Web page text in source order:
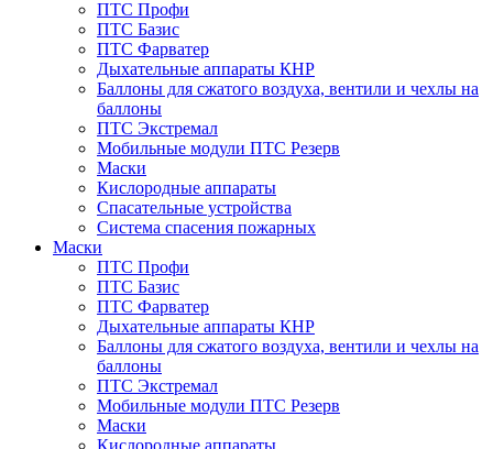
ПТС Профи
ПТС Базис
ПТС Фарватер
Дыхательные аппараты КНР
Баллоны для сжатого воздуха, вентили и чехлы на
баллоны
ПТС Экстремал
Мобильные модули ПТС Резерв
Маски
Кислородные аппараты
Спасательные устройства
Система спасения пожарных
Маски
ПТС Профи
ПТС Базис
ПТС Фарватер
Дыхательные аппараты КНР
Баллоны для сжатого воздуха, вентили и чехлы на
баллоны
ПТС Экстремал
Мобильные модули ПТС Резерв
Маски
Кислородные аппараты